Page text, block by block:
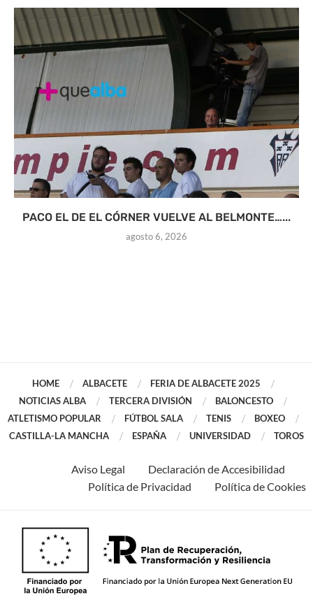
PACO EL DE EL CÓRNER VUELVE AL BELMONTE…...
agosto 6, 2026
HOME ALBACETE
FERIA DE ALBACETE 2025
NOTICIAS ALBA
TERCERA DIVISIÓN
BALONCESTO
ATLETISMO POPULAR
FÚTBOL SALA TENIS
BOXEO
CASTILLA-LA MANCHA
ESPAÑA UNIVERSIDAD TOROS
Aviso Legal
Declaración de Accesibilidad
Política de Privacidad
Política de Cookies